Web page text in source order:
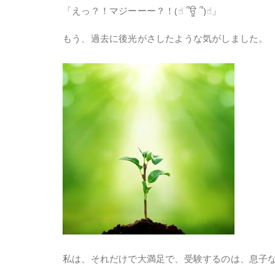
「えっ？！マジーーー？！(☝︎ ՞ਊ ՞)☝︎」
もう、過去に後光がさしたような気がしました。
私は、それだけで大満足で、受験するのは、息子